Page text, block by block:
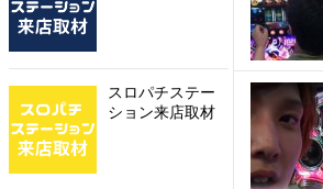
スロパチステー
ション来店取材